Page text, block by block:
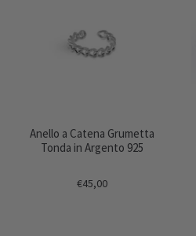
Anello a Catena Grumetta
Tonda in Argento 925
€45,00